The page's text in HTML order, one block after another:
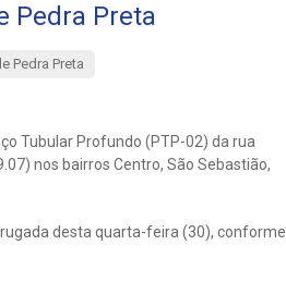
Pedra Preta
Pedra Preta
Tubular Profundo (PTP-02) da rua
nos bairros Centro, São Sebastião,
desta quarta-feira (30), conforme